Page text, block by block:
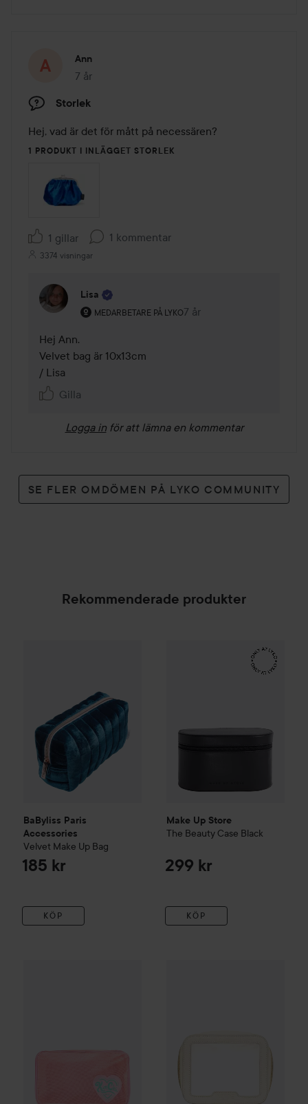
Ann
7 år
Inlägget skapades 7 år
Storlek
Hej, vad är det för mått på necessären?
1 PRODUKT I INLÄGGET STORLEK
1 gillar 1 kommentar
3374 visningar
Lisa
MEDARBETARE PÅ LYKO
Användarens roll: Medarbetare på Lyko.
7 år
Kommentaren lades 7 år
Hej Ann.
Velvet bag är 10x13cm
/ Lisa
Gilla
Logga in för att lämna en kommentar
SE FLER OMDÖMEN PÅ LYKO COMMUNITY
Rekommenderade produkter
BaByliss Paris
Accessories
Velvet Make Up Bag
185 kr
KÖP
185 kr
Make Up Store
The Beauty Case Black
299 kr
KÖP
The Beauty